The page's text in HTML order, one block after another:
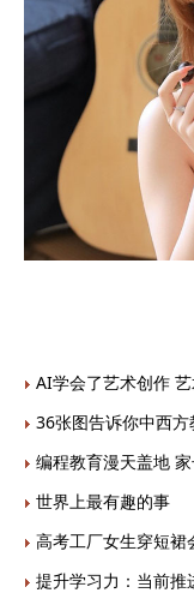
AI学会了艺术创作
36张图告诉你中西
编程教育漫天盖地
世界上最有趣的事
高考工厂女生穿短裙
提升学习力：当前推